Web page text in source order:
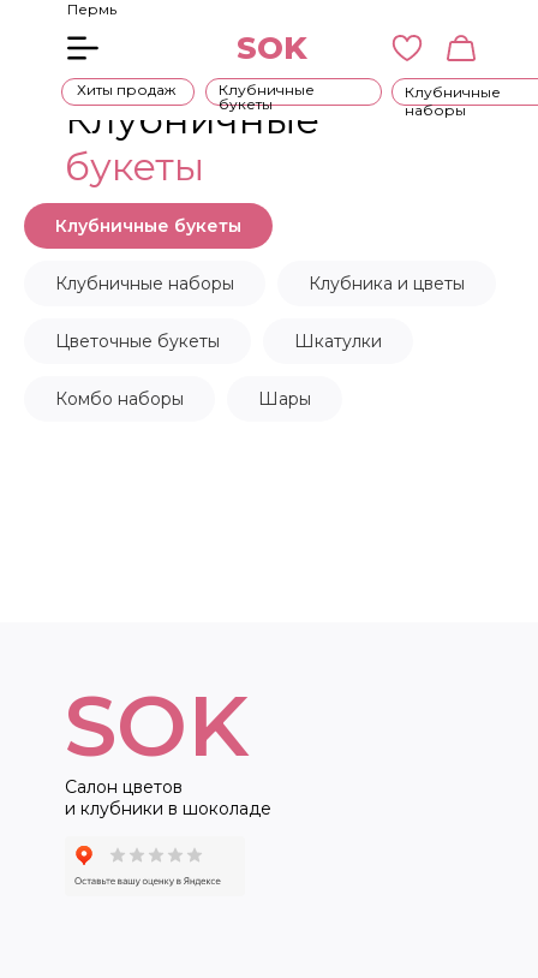
Пермь
SOK
Клубничные
наборы
Клубничные
букеты
Хиты продаж
Клубничные
букеты
Клубничные букеты
Клубничные наборы Клубника и цветы
Цветочные букеты Шкатулки
Комбо наборы Шары
Салон цветов
и клубники в шоколаде
SOK